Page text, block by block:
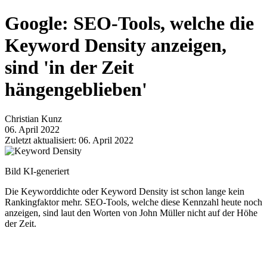
Google: SEO-Tools, welche die
Keyword Density anzeigen,
sind 'in der Zeit
hängengeblieben'
Christian Kunz
06. April 2022
Zuletzt aktualisiert: 06. April 2022
Bild KI-generiert
Die Keyworddichte oder Keyword Density ist schon lange kein
Rankingfaktor mehr. SEO-Tools, welche diese Kennzahl heute noch
anzeigen, sind laut den Worten von John Müller nicht auf der Höhe
der Zeit.